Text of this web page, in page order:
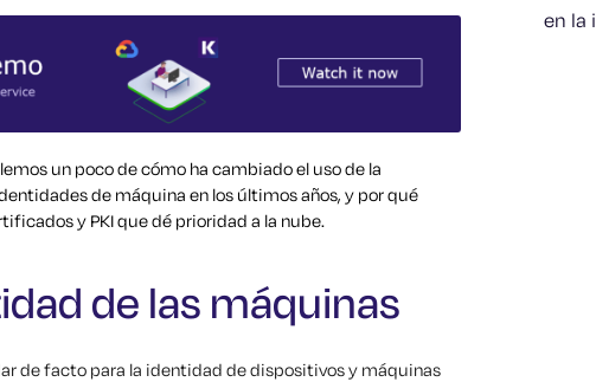
un poco de cómo ha cambiado el uso de la
de máquina en los últimos años, y por qué
y PKI que dé prioridad a la nube.
de las máquinas
de facto para la identidad de dispositivos y máquinas
en la